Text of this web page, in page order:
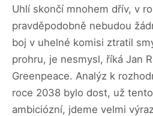
Uhlí skončí mnohem dřív, v
pravděpodobně nebudou
boj v uhelné komisi ztratil
prohru, je nesmysl, říká Jan
Greenpeace. Analýz k
roce 2038 bylo dost, už
ambiciózní, jdeme velmi